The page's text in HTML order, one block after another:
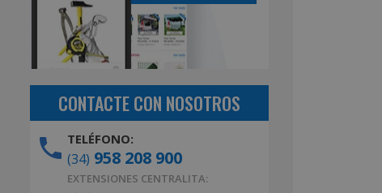
CONTACTE CON NOSOTROS
TELÉFONO:
(34) 958 208 900
EXTENSIONES CENTRALITA: